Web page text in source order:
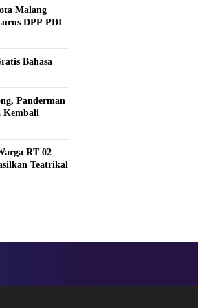
Malang
Bahasa
Panderman
Kembali
RT 02
Teatrikal